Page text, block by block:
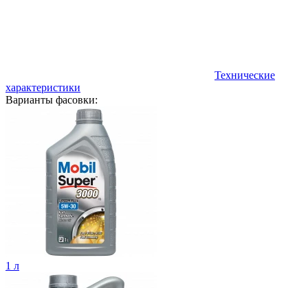
Технические
характеристики
Варианты фасовки:
1 л